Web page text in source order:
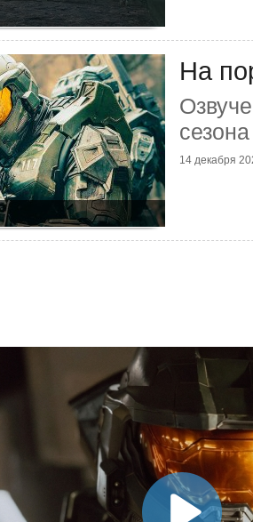
На
14 декабря